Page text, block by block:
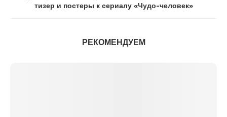
тизер и постеры к сериалу «Чудо-человек»
РЕКОМЕНДУЕМ